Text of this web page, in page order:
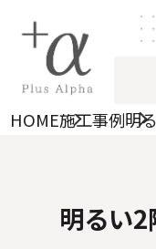
HOME施工事例明
明るい